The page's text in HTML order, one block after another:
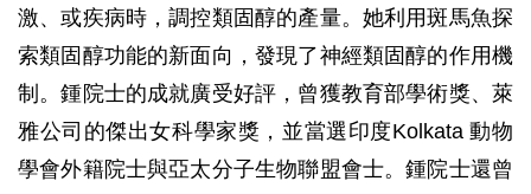
激、或疾病時，調控類固醇的產量。她利用斑馬魚探
索類固醇功能的新面向，發現了神經類固醇的作用機
制。鍾院士的成就廣受好評，曾獲教育部學術獎、萊
雅公司的傑出女科學家獎，並當選印度Kolkata 動物
學會外籍院士與亞太分子生物聯盟會士。鍾院士還曾